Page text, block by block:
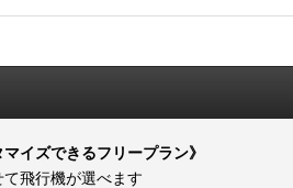
マイズできるフリープラン》
て飛行機が選べます